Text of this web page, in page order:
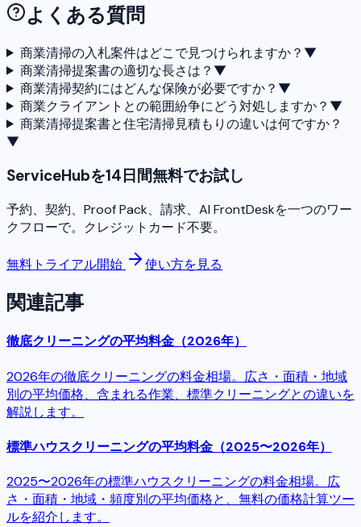
よくある質問
商業清掃の入札案件はどこで見つけられますか？ ▼
商業清掃提案書の適切な長さは？ ▼
商業清掃契約にはどんな保険が必要ですか？ ▼
商業クライアントとの範囲紛争にどう対処しますか？ ▼
商業清掃提案書と住宅清掃見積もりの違いは何ですか？
▼
ServiceHubを14日間無料でお試し
予約、契約、Proof Pack、請求、AI FrontDeskを一つのワー
クフローで。クレジットカード不要。
無料トライアル開始 使い方を見る
関連記事
徹底クリーニングの平均料金（2026年）
2026年の徹底クリーニングの料金相場。広さ・面積・地域
別の平均価格、含まれる作業、標準クリーニングとの違いを
解説します。
標準ハウスクリーニングの平均料金（2025〜2026年）
2025〜2026年の標準ハウスクリーニングの料金相場。広
さ・面積・地域・頻度別の平均価格と、無料の価格計算ツー
ルを紹介します。